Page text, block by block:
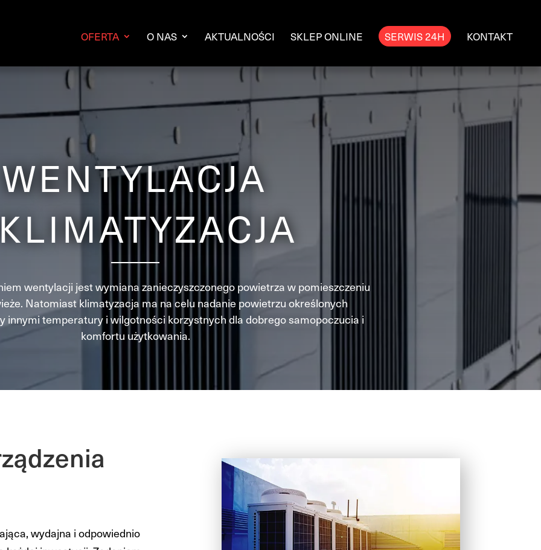
OFERTA O NAS AKTUALNOŚCI SKLEP ONLINE SERWIS 24H KONTAKT
WENTYLACJA
wentylacji jest wymiana zanieczyszczonego powietrza w pomieszczeniu
Natomiast klimatyzacja ma na celu nadanie powietrzu określonych
innymi temperatury i wilgotności korzystnych dla dobrego samopoczucia i
komfortu użytkowania.
wydajna i odpowiednio